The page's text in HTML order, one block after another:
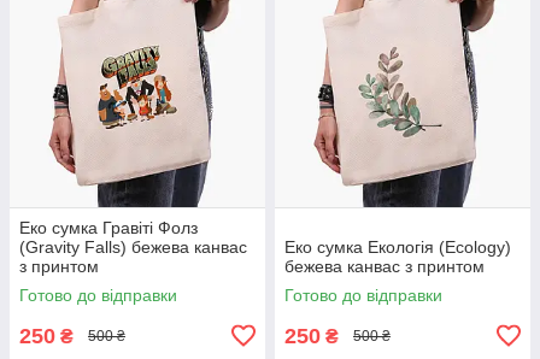
Еко сумка Гравіті Фолз
(Gravity Falls) бежева канвас
з принтом
Готово до відправки
250 ₴ 500 ₴
Еко сумка Екологія (Ecology)
бежева канвас з принтом
Готово до відправки
250 ₴ 500 ₴